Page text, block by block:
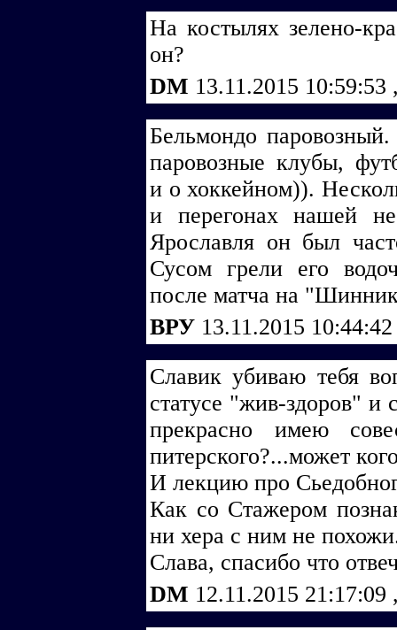
На костылях зелено-
он?
DM 13.11.2015 10:59:53
Бельмондо
паровозные клубы,
и о хоккейном)).
и перегонах нашей
Ярославля он был
Сусом грели его
после матча на
ВРУ 13.11.2015
Славик убиваю тебя
статусе "жив-здоров" и
прекрасно имею
питерского?...может
И лекцию про
Как со Стажером
ни хера с ним не
Слава, спасибо что
DM 12.11.2015 21:17:09